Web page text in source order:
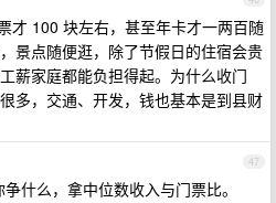
才 100 块左右，甚至年卡才一两百随
景点随便逛，除了节假日的住宿会贵
薪家庭都能负担得起。为什么收门
多，交通、开发，钱也基本是到县财
47
什么，拿中位数收入与门票比。